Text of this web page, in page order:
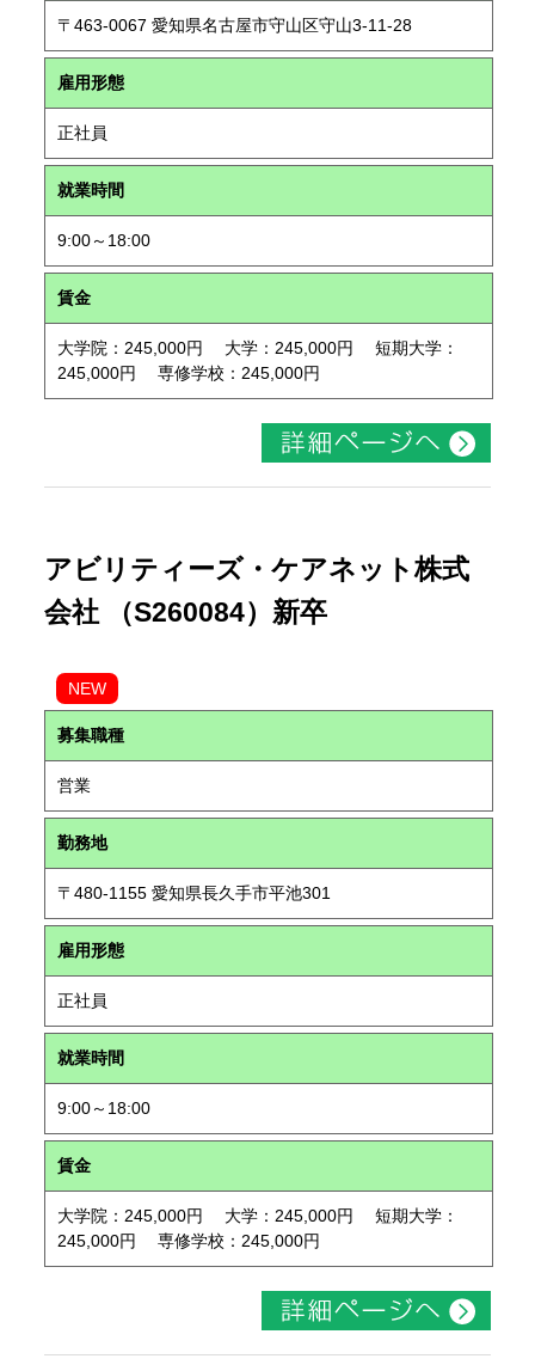
〒463-0067 愛知県名古屋市守山区守山3-11-28
雇用形態
正社員
就業時間
9:00～18:00
賃金
大学院：245,000円 大学：245,000円 短期大学：
245,000円 専修学校：245,000円
アビリティーズ・ケアネット株式
会社 （S260084）新卒
NEW
募集職種
営業
勤務地
〒480-1155 愛知県長久手市平池301
雇用形態
正社員
就業時間
9:00～18:00
賃金
大学院：245,000円 大学：245,000円 短期大学：
245,000円 専修学校：245,000円